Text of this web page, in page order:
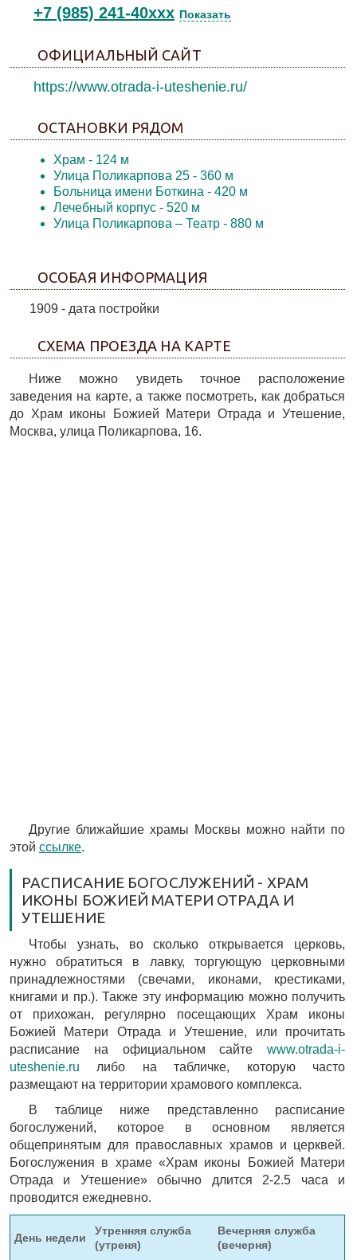
+7 (985) 241-40xxx Показать
ОФИЦИАЛЬНЫЙ САЙТ
https://www.otrada-i-uteshenie.ru/
ОСТАНОВКИ РЯДОМ
Храм - 124 м
Улица Поликарпова 25 - 360 м
Больница имени Боткина - 420 м
Лечебный корпус - 520 м
Улица Поликарпова – Театр - 880 м
ОСОБАЯ ИНФОРМАЦИЯ
1909 - дата постройки
СХЕМА ПРОЕЗДА НА КАРТЕ
Ниже можно увидеть точное расположение
заведения на карте, а также посмотреть, как добраться
до Храм иконы Божией Матери Отрада и Утешение,
Москва, улица Поликарпова, 16.
Другие ближайшие храмы Москвы можно найти по
этой ссылке.
РАСПИСАНИЕ БОГОСЛУЖЕНИЙ - ХРАМ
ИКОНЫ БОЖИЕЙ МАТЕРИ ОТРАДА И
УТЕШЕНИЕ
Чтобы узнать, во сколько открывается церковь,
нужно обратиться в лавку, торгующую церковными
принадлежностями (свечами, иконами, крестиками,
книгами и пр.). Также эту информацию можно получить
от прихожан, регулярно посещающих Храм иконы
Божией Матери Отрада и Утешение, или прочитать
расписание на официальном сайте www.otrada-i-
uteshenie.ru либо на табличке, которую часто
размещают на территории храмового комплекса.
В таблице ниже представленно расписание
богослужений, которое в основном является
общепринятым для православных храмов и церквей.
Богослужения в храме «Храм иконы Божией Матери
Отрада и Утешение» обычно длится 2-2.5 часа и
проводится ежедневно.
День недели
Утренняя служба
(утреня)
Вечерняя служба
(вечерня)